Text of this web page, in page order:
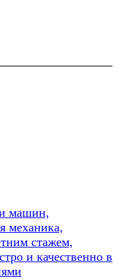
машин,
механика,
стажем,
и качественно в